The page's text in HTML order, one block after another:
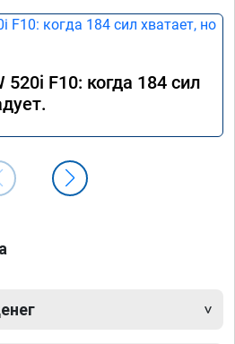
F10: когда 184 сил